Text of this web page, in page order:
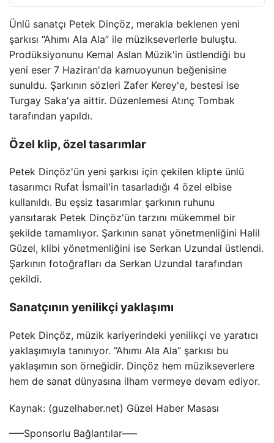
Ünlü sanatçı Petek Dinçöz, merakla beklenen yeni
şarkısı “Ahımı Ala Ala” ile müzikseverlerle buluştu.
Prodüksiyonunu Kemal Aslan Müzik'in üstlendiği bu
yeni eser 7 Haziran'da kamuoyunun beğenisine
sunuldu. Şarkının sözleri Zafer Kerey'e, bestesi ise
Turgay Saka'ya aittir. Düzenlemesi Atınç Tombak
tarafından yapıldı.
Özel klip, özel tasarımlar
Petek Dinçöz'ün yeni şarkısı için çekilen klipte ünlü
tasarımcı Rufat İsmail'in tasarladığı 4 özel elbise
kullanıldı. Bu eşsiz tasarımlar şarkının ruhunu
yansıtarak Petek Dinçöz'ün tarzını mükemmel bir
şekilde tamamlıyor. Şarkının sanat yönetmenliğini Halil
Güzel, klibi yönetmenliğini ise Serkan Uzundal üstlendi.
Şarkının fotoğrafları da Serkan Uzundal tarafından
çekildi.
Sanatçının yenilikçi yaklaşımı
Petek Dinçöz, müzik kariyerindeki yenilikçi ve yaratıcı
yaklaşımıyla tanınıyor. “Ahımı Ala Ala” şarkısı bu
yaklaşımın son örneğidir. Dinçöz hem müzikseverlere
hem de sanat dünyasına ilham vermeye devam ediyor.
Kaynak: (guzelhaber.net) Güzel Haber Masası
—–Sponsorlu Bağlantılar—–